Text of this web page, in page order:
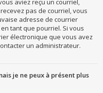
aviez reçu un courriel,
pas de courriel, vous
adresse de courrier
tant que pourriel. Si vous
électronique que vous avez
un administrateur.
je ne peux à présent plus